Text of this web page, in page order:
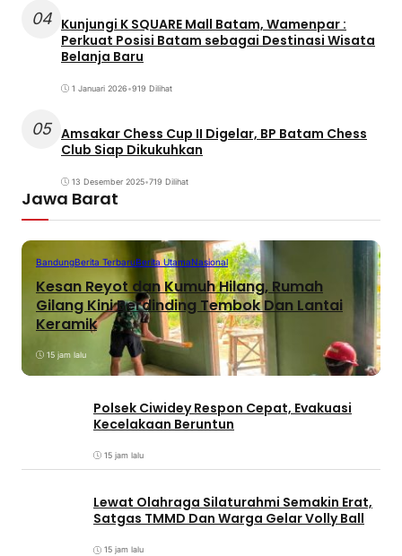
04 Kunjungi K SQUARE Mall Batam, Wamenpar :
Perkuat Posisi Batam sebagai Destinasi Wisata
Belanja Baru
1 Januari 2026•919 Dilihat
05 Amsakar Chess Cup II Digelar, BP Batam Chess
Club Siap Dikukuhkan
13 Desember 2025•719 Dilihat
Jawa Barat
BandungBerita TerbaruBerita UtamaNasional
Kesan Reyot dan Kumuh Hilang, Rumah
Gilang Kini Berdinding Tembok Dan Lantai
Keramik
15 jam lalu
Polsek Ciwidey Respon Cepat, Evakuasi
Kecelakaan Beruntun
15 jam lalu
Lewat Olahraga Silaturahmi Semakin Erat,
Satgas TMMD Dan Warga Gelar Volly Ball
15 jam lalu